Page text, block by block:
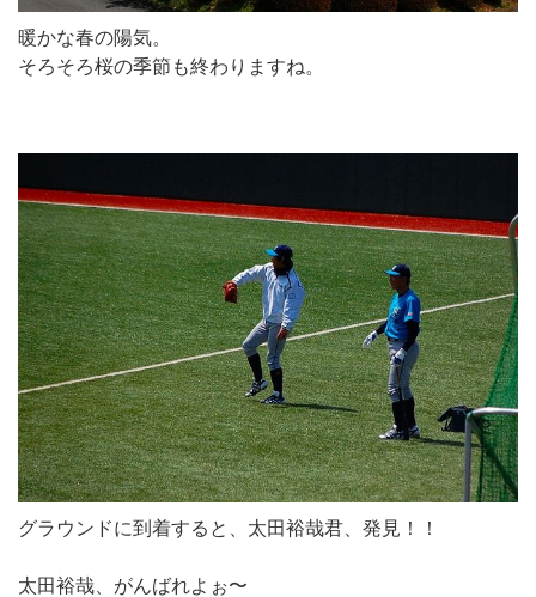
暖かな春の陽気。
そろそろ桜の季節も終わりますね。
グラウンドに到着すると、太田裕哉君、発見！！
太田裕哉、がんばれよぉ〜